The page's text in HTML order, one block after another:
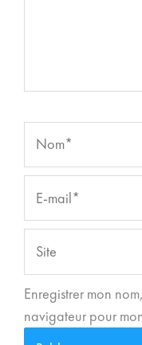
mail*
Enregistrer mon
navigateur pour